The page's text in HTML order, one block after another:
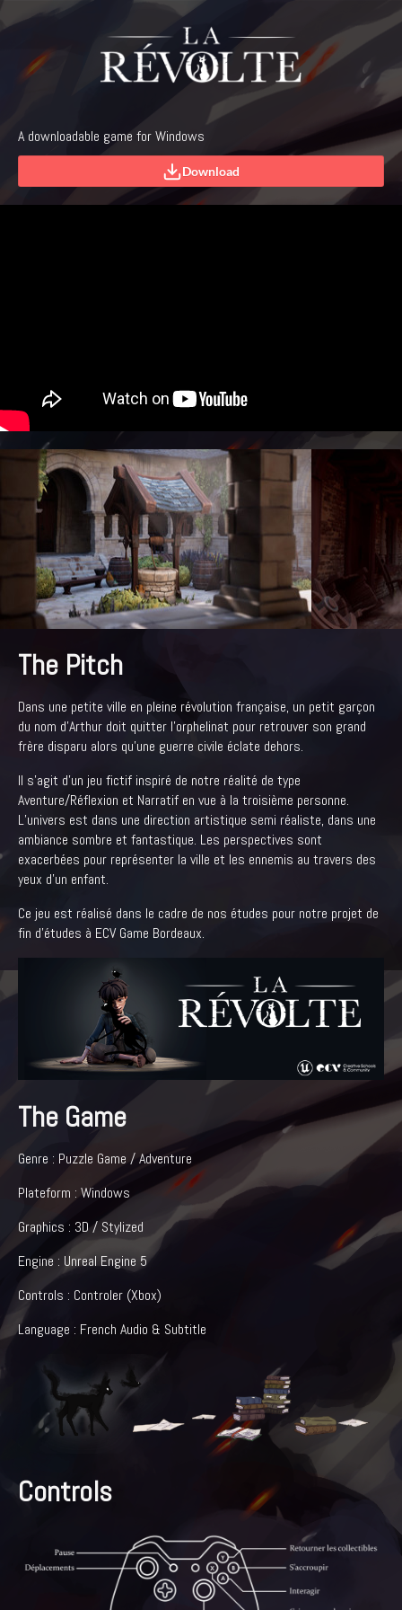
A downloadable game for Windows
Download
The Pitch
Dans une petite ville en pleine révolution française, un petit garçon
du nom d'Arthur doit quitter l'orphelinat pour retrouver son grand
frère disparu alors qu’une guerre civile éclate dehors.
Il s’agit d’un jeu fictif inspiré de notre réalité de type
Aventure/Réflexion et Narratif en vue à la troisième personne.
L’univers est dans une direction artistique semi réaliste, dans une
ambiance sombre et fantastique. Les perspectives sont
exacerbées pour représenter la ville et les ennemis au travers des
yeux d’un enfant.
Ce jeu est réalisé dans le cadre de nos études pour notre projet de
fin d'études à ECV Game Bordeaux.
The Game
Genre : Puzzle Game / Adventure
Plateform : Windows
Graphics : 3D / Stylized
Engine : Unreal Engine 5
Controls : Controler (Xbox)
Language : French Audio & Subtitle
Controls